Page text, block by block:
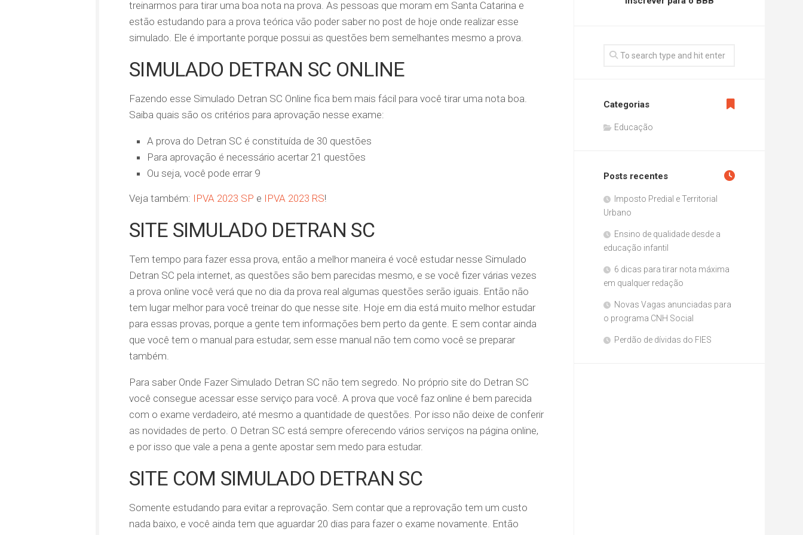
treinarmos para tirar uma boa nota na prova. As pessoas que moram em Santa Catarina e
estão estudando para a prova teórica vão poder saber no post de hoje onde realizar esse
simulado. Ele é importante porque possui as questões bem semelhantes mesmo a prova.
SIMULADO DETRAN SC ONLINE
Fazendo esse Simulado Detran SC Online fica bem mais fácil para você tirar uma nota boa.
Saiba quais são os critérios para aprovação nesse exame:
A prova do Detran SC é constituída de 30 questões
Para aprovação é necessário acertar 21 questões
Ou seja, você pode errar 9
Veja também: IPVA 2023 SP e IPVA 2023 RS!
SITE SIMULADO DETRAN SC
Tem tempo para fazer essa prova, então a melhor maneira é você estudar nesse Simulado
Detran SC pela internet, as questões são bem parecidas mesmo, e se você fizer várias vezes
a prova online você verá que no dia da prova real algumas questões serão iguais. Então não
tem lugar melhor para você treinar do que nesse site. Hoje em dia está muito melhor estudar
para essas provas, porque a gente tem informações bem perto da gente. E sem contar ainda
que você tem o manual para estudar, sem esse manual não tem como você se preparar
também.
Para saber Onde Fazer Simulado Detran SC não tem segredo. No próprio site do Detran SC
você consegue acessar esse serviço para você. A prova que você faz online é bem parecida
com o exame verdadeiro, até mesmo a quantidade de questões. Por isso não deixe de conferir
as novidades de perto. O Detran SC está sempre oferecendo vários serviços na página online,
e por isso que vale a pena a gente apostar sem medo para estudar.
SITE COM SIMULADO DETRAN SC
Somente estudando para evitar a reprovação. Sem contar que a reprovação tem um custo
nada baixo, e você ainda tem que aguardar 20 dias para fazer o exame novamente. Então
Categorias
Educação
Posts recentes
Imposto Predial e Territorial
Urbano
Ensino de qualidade desde a
educação infantil
6 dicas para tirar nota máxima
em qualquer redação
Novas Vagas anunciadas para
o programa CNH Social
Perdão de dívidas do FIES